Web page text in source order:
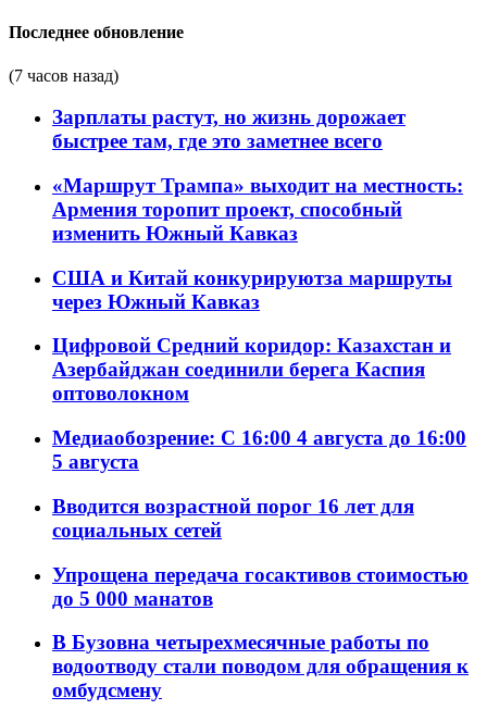
Последнее обновление
(7 часов назад)
Зарплаты растут, но жизнь дорожает
быстрее там, где это заметнее всего
«Маршрут Трампа» выходит на местность:
Армения торопит проект, способный
изменить Южный Кавказ
США и Китай конкурируютза маршруты
через Южный Кавказ
Цифровой Средний коридор: Казахстан и
Азербайджан соединили берега Каспия
оптоволокном
Медиаобозрение: С 16:00 4 августа до 16:00
5 августа
Вводится возрастной порог 16 лет для
социальных сетей
Упрощена передача госактивов стоимостью
до 5 000 манатов
В Бузовна четырехмесячные работы по
водоотводу стали поводом для обращения к
омбудсмену